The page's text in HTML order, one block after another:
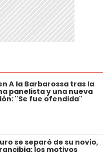
A la Barbarossa tras la
panelista y una nueva
"Se fue ofendida"
se separó de su novio,
los motivos